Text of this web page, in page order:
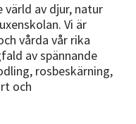
värld av djur, natur
Vi är
vårda vår rika
av spännande
rosbeskärning,
och